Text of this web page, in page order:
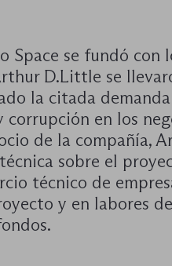
Space se fundó con
D.Little se
la citada
corrupción en los
de la compañía,
sobre el
técnico de
y en labores